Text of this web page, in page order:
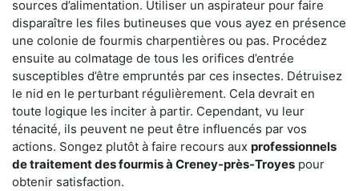
sources d’alimentation. Utiliser un aspirateur pour faire
disparaître les files butineuses que vous ayez en présence
une colonie de fourmis charpentières ou pas. Procédez
ensuite au colmatage de tous les orifices d’entrée
susceptibles d’être empruntés par ces insectes. Détruisez
le nid en le perturbant régulièrement. Cela devrait en
toute logique les inciter à partir. Cependant, vu leur
ténacité, ils peuvent ne peut être influencés par vos
actions. Songez plutôt à faire recours aux professionnels
de traitement des fourmis à Creney-près-Troyes pour
obtenir satisfaction.